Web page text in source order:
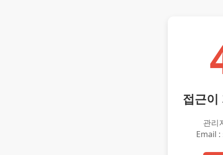
접근이
관리
Email